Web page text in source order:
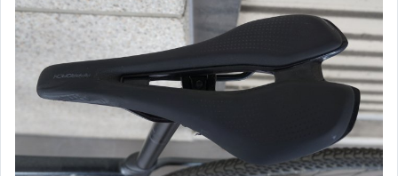
【NIKON】單眼鏡頭
【NIKON】閃光燈與周邊
【SONY】單眼相機
【SONY】單眼鏡頭
【SONY】閃光燈與周邊